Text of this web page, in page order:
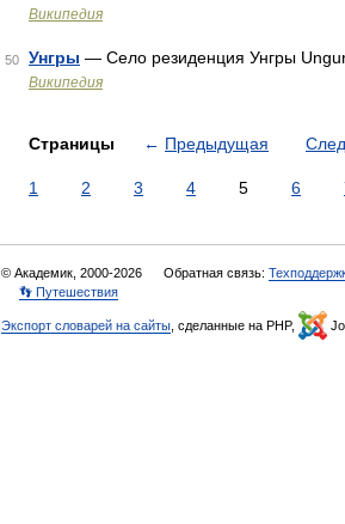
Википедия
50 Унгры — Село резиденция Унгры
Википедия
Страницы ← Предыдущая
1 2 3 4 5 6
© Академик, 2000-2026 Обратная связь:
👣 Путешествия
Экспорт словарей на сайты , сделанные на PHP,